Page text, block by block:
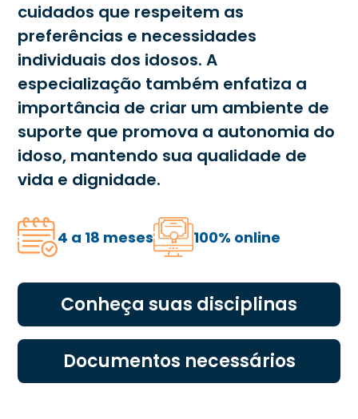
cuidados que respeitem as
preferências e necessidades
individuais dos idosos. A
especialização também enfatiza a
importância de criar um ambiente de
suporte que promova a autonomia do
idoso, mantendo sua qualidade de
vida e dignidade.
4 a 18 meses 100% online
Conheça suas disciplinas
Documentos necessários